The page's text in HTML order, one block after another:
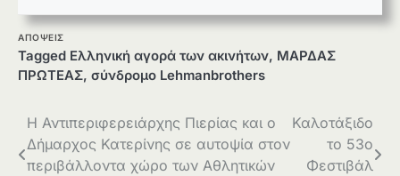
ΑΠΟΨΕΙΣ
Tagged Ελληνική αγορά των ακινήτων, ΜΑΡΔΑΣ
ΠΡΩΤΕΑΣ, σύνδρομο Lehmanbrothers
Πλοήγηση
άρθρων
Η Αντιπεριφερειάρχης Πιερίας και ο
Δήμαρχος Κατερίνης σε αυτοψία στον
περιβάλλοντα χώρο των Αθλητικών
Καλοτάξιδο
το 53ο
Φεστιβάλ